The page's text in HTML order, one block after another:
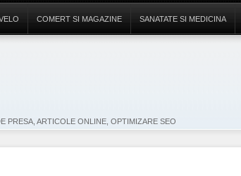
PRESA, ARTICOLE ONLINE, OPTIMIZARE SEO
COMERT SI MAGAZINE SANATATE SI MEDICINA